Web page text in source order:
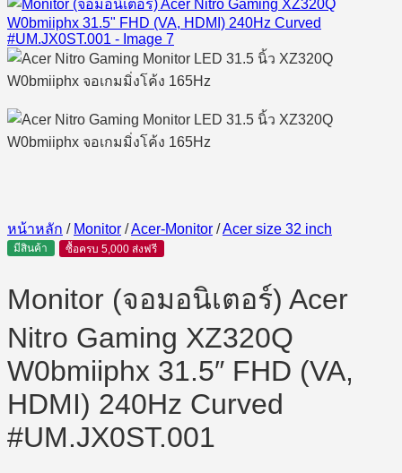
หน้าหลัก / Monitor /Acer-Monitor /Acer size 32 inch
มีสินค้า ซื้อครบ 5,000 ส่งฟรี
Monitor (จอมอนิเตอร์) Acer
Nitro Gaming XZ320Q
W0bmiiphx 31.5″ FHD (VA,
HDMI) 240Hz Curved
#UM.JX0ST.001